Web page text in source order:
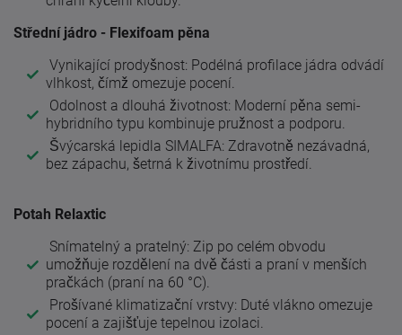
Střední jádro - Flexifoam pěna
Vynikající prodyšnost: Podélná profilace jádra odvádí
vlhkost, čímž omezuje pocení.
Odolnost a dlouhá životnost: Moderní pěna semi-
hybridního typu kombinuje pružnost a podporu.
Švýcarská lepidla SIMALFA: Zdravotně nezávadná,
bez zápachu, šetrná k životnímu prostředí.
Potah Relaxtic
Snímatelný a pratelný: Zip po celém obvodu
umožňuje rozdělení na dvě části a praní v menších
pračkách (praní na 60 °C).
Prošívané klimatizační vrstvy: Duté vlákno omezuje
pocení a zajišťuje tepelnou izolaci.